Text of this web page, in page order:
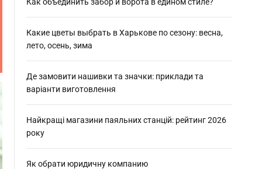
Какие цветы выбрать в Харькове по сезону: весна,
лето, осень, зима
Де замовити нашивки та значки: приклади та
варіанти виготовлення
Найкращі магазини паяльних станцій: рейтинг 2026
року
Як обрати юридичну компанию